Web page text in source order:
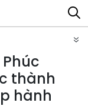
thành
hành